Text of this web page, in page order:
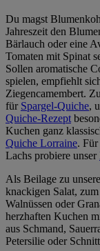
Du magst
Jahreszeit den
Bärlauch oder eine
Tomaten mit Spinat
Sollen aromatische
spielen, empfiehlt
Ziegencamembert.
für Spargel-Quiche,
Quiche-Rezept
Kuchen ganz
Quiche Lorraine.
Lachs probiere unser
Als Beilage zu
knackigen Salat,
Walnüssen oder
herzhaften Kuchen
aus Schmand,
Petersilie oder